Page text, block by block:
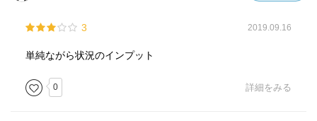
3 2019.09.16
単純ながら状況のインプット
0 詳細をみる